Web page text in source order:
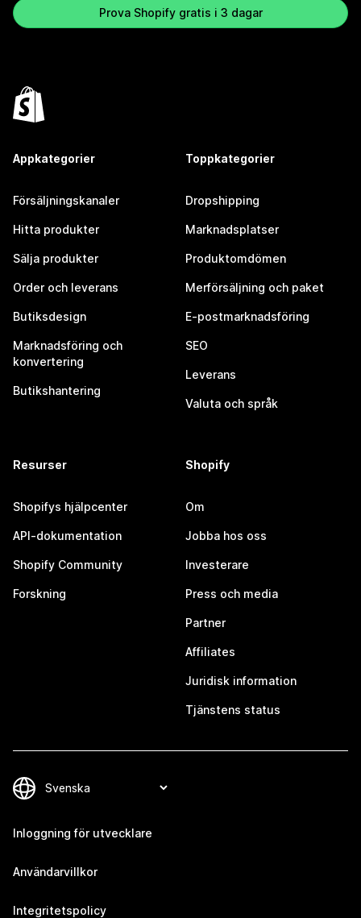
Prova Shopify gratis i 3 dagar
Appkategorier
Försäljningskanaler
Hitta produkter
Sälja produkter
Order och leverans
Butiksdesign
Marknadsföring och
konvertering
Butikshantering
Toppkategorier
Dropshipping
Marknadsplatser
Produktomdömen
Merförsäljning och paket
E-postmarknadsföring
SEO
Leverans
Valuta och språk
Resurser
Shopifys hjälpcenter
API-dokumentation
Shopify Community
Forskning
Shopify
Om
Jobba hos oss
Investerare
Press och media
Partner
Affiliates
Juridisk information
Tjänstens status
Inloggning för utvecklare
Användarvillkor
Integritetspolicy